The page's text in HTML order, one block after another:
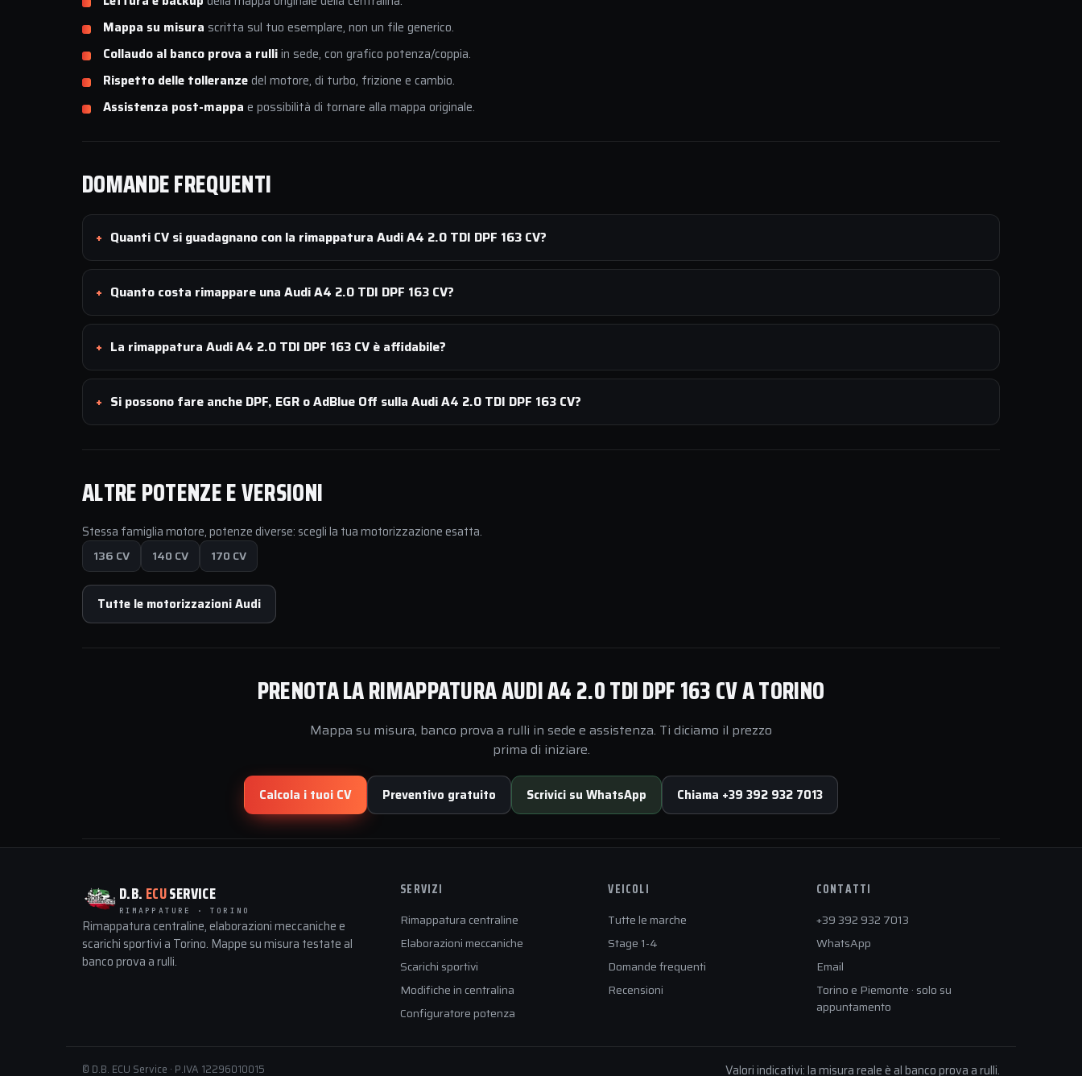
Mappa su misura scritta sul tuo esemplare, non un file generico.
Collaudo al banco prova a rulliin sede, con grafico potenza/coppia.
Rispetto delle tolleranzedel motore, di turbo, frizione e cambio.
Assistenza post-mappa e possibilità di tornare alla mappa originale.
DOMANDE FREQUENTI
Quanti CV si guadagnano con la rimappatura Audi A4 2.0 TDI DPF 163 CV?
Quanto costa rimappare una Audi A4 2.0 TDI DPF 163 CV?
La rimappatura Audi A4 2.0 TDI DPF 163 CV è affidabile?
Si possono fare anche DPF, EGR o AdBlue Off sulla Audi A4 2.0 TDI DPF 163 CV?
ALTRE POTENZE E VERSIONI
Stessa famiglia motore, potenze diverse: scegli la tua motorizzazione esatta.
136 CV
140 CV 170 CV
Tutte le motorizzazioni Audi
PRENOTA LA RIMAPPATURA AUDI A4 2.0 TDI DPF 163 CV A TORINO
Mappa su misura, banco prova a rulli in sede e assistenza. Ti diciamo il prezzo
prima di iniziare.
Calcola i tuoi CV Preventivo gratuito Scrivici su WhatsApp Chiama +39 392 932 7013
D.B. ECUSERVICE
RIMAPPATURE · TORINO
Rimappatura centraline, elaborazioni meccaniche e
scarichi sportivi a Torino. Mappe su misura testate al
banco prova a rulli.
SERVIZI
Rimappatura centraline
Elaborazioni meccaniche
Scarichi sportivi
Modifiche in centralina
Configuratore potenza
VEICOLI
Tutte le marche
Stage 1-4
Domande frequenti
Recensioni
CONTATTI
+39 392 932 7013
WhatsApp
Email
Torino e Piemonte · solo su
appuntamento
© D.B. ECU Service · P.IVA 12296010015 Valori indicativi: la misura reale è al banco prova a rulli.